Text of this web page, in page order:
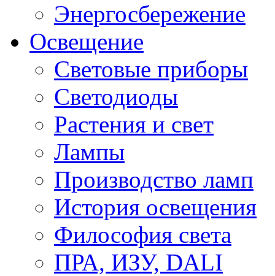
Энергосбережение
Освещение
Световые приборы
Светодиоды
Растения и свет
Лампы
Производство ламп
История освещения
Философия света
ПРА, ИЗУ, DALI